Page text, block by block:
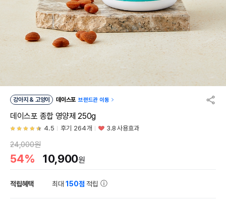
강아지 & 고양이 데이스포 브랜드관 이동
데이스포 종합 영양제 250g
4.5 후기 264개 3.8 사용효과
24,000원
54% 10,900원
적립혜택 최대150점 적립